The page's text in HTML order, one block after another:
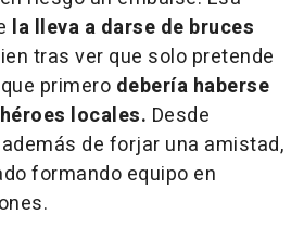
la lleva a darse de bruces
tras ver que solo pretende
primero debería haberse
locales. Desde
de forjar una amistad,
formando equipo en